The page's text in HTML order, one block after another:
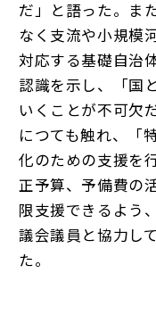
だ」と語った。ま
なく支流や小規模
対応する基礎自治
認識を示し、「国
いくことが不可欠
につても触れ、「
化のための支援を
正予算、予備費の
限支援できるよう
議会議員と協力し
た。